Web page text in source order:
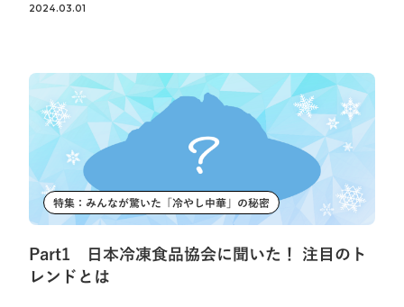
2024.03.01
特集：みんなが驚いた「冷やし中華」の秘密
Part1 日本冷凍食品協会に聞いた！ 注目のト
レンドとは